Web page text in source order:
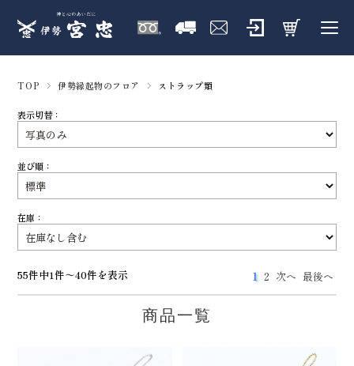
TOP 伊勢縁起物のフロア ストラップ類
表示切替：
並び順：
在庫：
55件中1件～40件を表示 1 2 次へ 最後へ
商品一覧